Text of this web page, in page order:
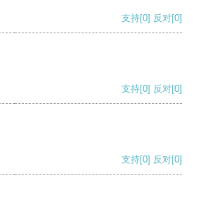
支持[0] 反对[0]
支持[0] 反对[0]
支持[0] 反对[0]